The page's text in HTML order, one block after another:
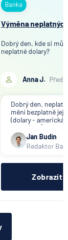
Banka
Výměna
Dobrý den, kde si
neplatné dolary?
Anna J. Před
Dobrý den,
mění bezplatně
(dolary - americká
banka). V ČR
nenabízí (ani na
Jan Budín
Redaktor
Zobrazit